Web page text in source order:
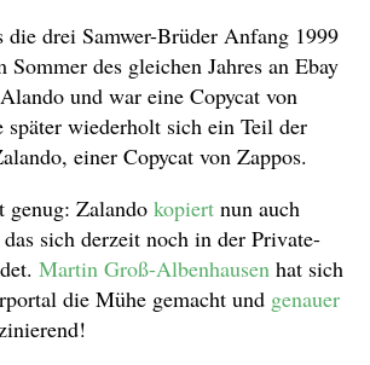
die drei Samwer-Brüder Anfang 1999
Sommer des gleichen Jahres an Ebay
und war eine Copycat von
später wiederholt sich ein Teil der
einer Copycat von Zappos.
Zalando kopiert nun auch
das sich derzeit noch in der Private-
Martin Groß-Albenhausen hat sich
die Mühe gemacht und genauer